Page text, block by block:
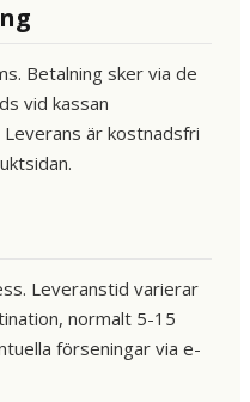
Betalning sker via de
vid kassan
är kostnadsfri
Leveranstid varierar
normalt 5-15
förseningar via e-